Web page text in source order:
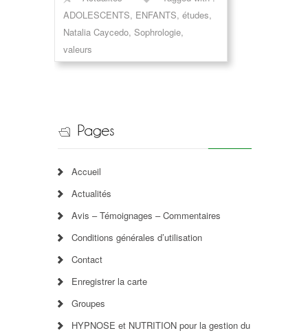
ADOLESCENTS, ENFANTS, études,
Natalia Caycedo, Sophrologie,
valeurs
Accueil
Actualités
Avis – Témoignages – Commentaires
Conditions générales d’utilisation
Contact
Enregistrer la carte
Groupes
HYPNOSE et NUTRITION pour la gestion du